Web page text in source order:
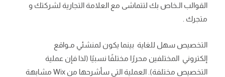
القوالب الـخاص بك لتتماشى مع العلامة التجارية لشركتك و
متجرك .
التخصيص سهل للغاية بينما يكون لمنشئي مـواقع
إلكتروني المختلفين محررًا مختلفًا نسبيًا (لذا فإن عملية
التخصيص مختلفة). العملية التي سأشرحها من Wix مشابهة